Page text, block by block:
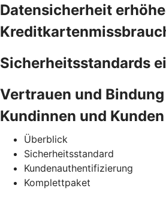
Datensicherheit
Sicherheitsstandards
Vertrauen und
Kundinnen und
Überblick
Sicherheitsstandard
Kundenauthentifizierung
Komplettpaket